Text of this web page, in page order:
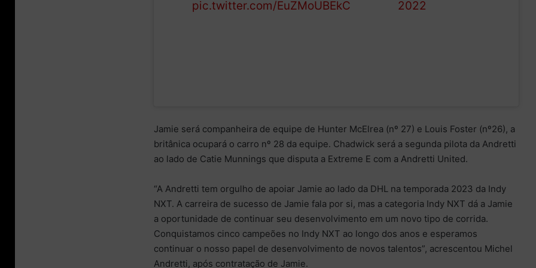
pic.twitter.com/EuZMoUBEkC
2022
Jamie será companheira de equipe de Hunter McElrea (nº 27) e Louis Foster (nº26), a
britânica ocupará o carro nº 28 da equipe. Chadwick será a segunda pilota da Andretti
ao lado de Catie Munnings que disputa a Extreme E com a Andretti United.
“A Andretti tem orgulho de apoiar Jamie ao lado da DHL na temporada 2023 da Indy
NXT. A carreira de sucesso de Jamie fala por si, mas a categoria Indy NXT dá a Jamie
a oportunidade de continuar seu desenvolvimento em um novo tipo de corrida.
Conquistamos cinco campeões no Indy NXT ao longo dos anos e esperamos
continuar o nosso papel de desenvolvimento de novos talentos”, acrescentou Michel
Andretti, após contratação de Jamie.